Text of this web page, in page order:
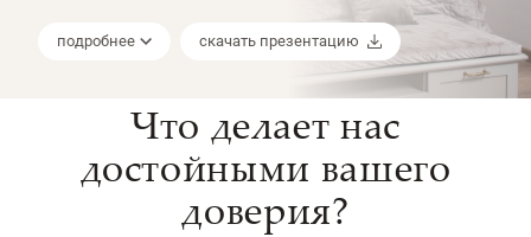
подробнее скачать презентацию
Что делает нас
достойными вашего
доверия?